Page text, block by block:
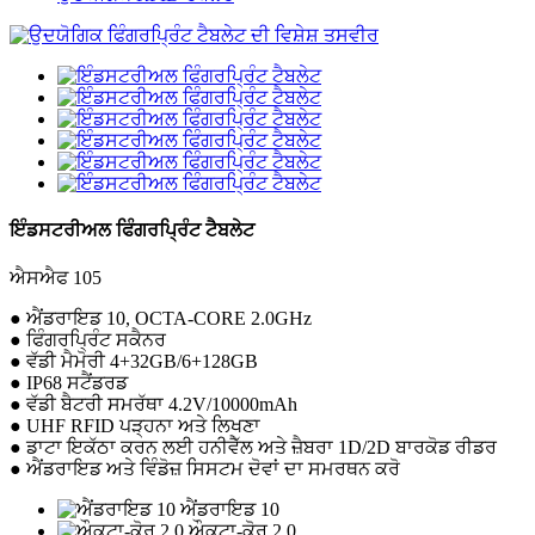
ਇੰਡਸਟਰੀਅਲ ਫਿੰਗਰਪ੍ਰਿੰਟ ਟੈਬਲੇਟ
ਐਸਐਫ 105
● ਐਂਡਰਾਇਡ 10, OCTA-CORE 2.0GHz
● ਫਿੰਗਰਪ੍ਰਿੰਟ ਸਕੈਨਰ
● ਵੱਡੀ ਮੈਮੋਰੀ 4+32GB/6+128GB
● IP68 ਸਟੈਂਡਰਡ
● ਵੱਡੀ ਬੈਟਰੀ ਸਮਰੱਥਾ 4.2V/10000mAh
● UHF RFID ਪੜ੍ਹਨਾ ਅਤੇ ਲਿਖਣਾ
● ਡਾਟਾ ਇਕੱਠਾ ਕਰਨ ਲਈ ਹਨੀਵੈੱਲ ਅਤੇ ਜ਼ੈਬਰਾ 1D/2D ਬਾਰਕੋਡ ਰੀਡਰ
● ਐਂਡਰਾਇਡ ਅਤੇ ਵਿੰਡੋਜ਼ ਸਿਸਟਮ ਦੋਵਾਂ ਦਾ ਸਮਰਥਨ ਕਰੋ
ਐਂਡਰਾਇਡ 10
ਔਕਟਾ-ਕੋਰ 2.0